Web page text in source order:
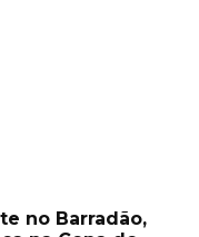
no Barradão,